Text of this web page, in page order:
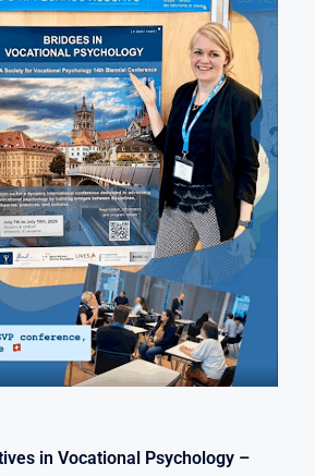
in Vocational Psychology –